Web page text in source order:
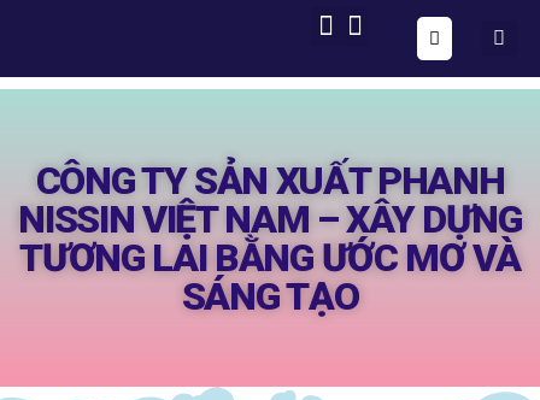
CÔNG TY SẢN XUẤT PHANH
NISSIN VIỆT NAM – XÂY DỰNG
TƯƠNG LAI BẰNG ƯỚC MƠ VÀ
SÁNG TẠO